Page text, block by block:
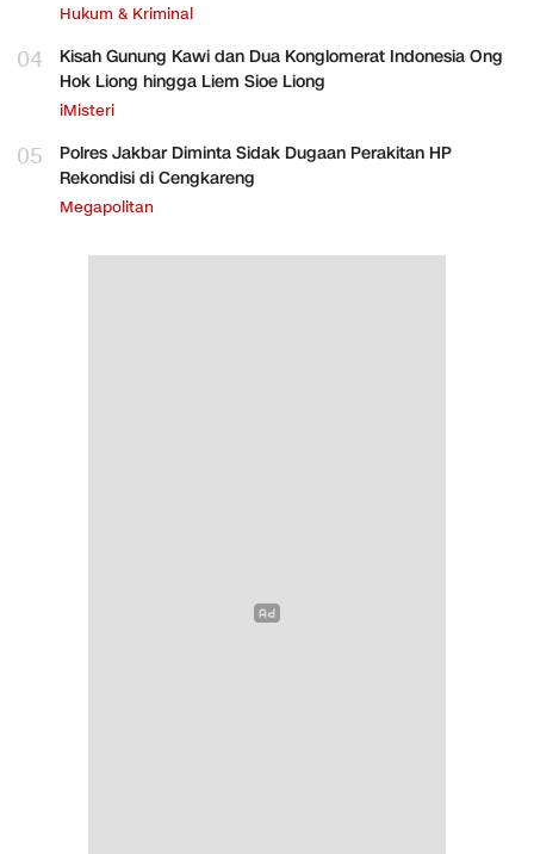
Hukum & Kriminal
04
Kisah Gunung Kawi dan Dua Konglomerat Indonesia Ong
Hok Liong hingga Liem Sioe Liong
iMisteri
05
Polres Jakbar Diminta Sidak Dugaan Perakitan HP
Rekondisi di Cengkareng
Megapolitan